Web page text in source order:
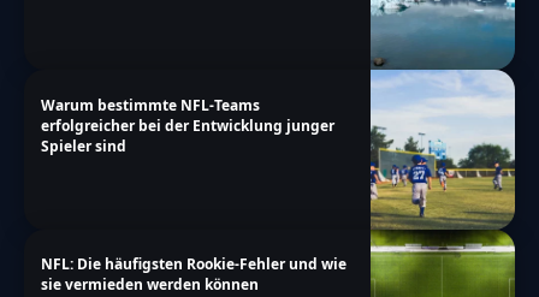
Warum bestimmte NFL-Teams
erfolgreicher bei der Entwicklung junger
Spieler sind
NFL: Die häufigsten Rookie-Fehler und wie
sie vermieden werden können